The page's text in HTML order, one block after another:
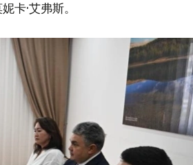
卡·艾弗斯。